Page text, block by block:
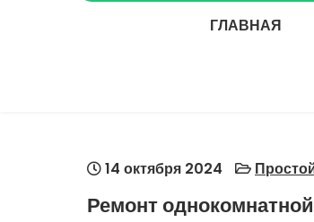
ГЛАВНАЯ
14 октября 2024
Ремонт